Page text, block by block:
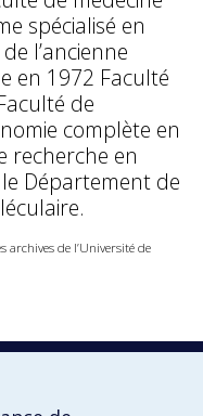
spécialisé en
l’ancienne
en 1972 Faculté
de
complète en
recherche en
Département de
archives de l’Université de